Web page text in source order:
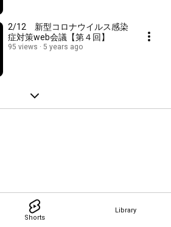
Shorts
Library
2/12 新型コロナウイルス感染
症対策web会議【第４回】
95 views 5 years ago